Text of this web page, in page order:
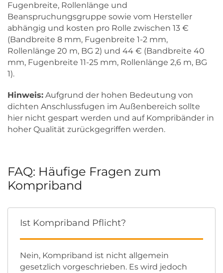
Fugenbreite, Rollenlänge und
Beanspruchungsgruppe sowie vom Hersteller
abhängig und kosten pro Rolle zwischen 13 €
(Bandbreite 8 mm, Fugenbreite 1-2 mm,
Rollenlänge 20 m, BG 2) und 44 € (Bandbreite 40
mm, Fugenbreite 11-25 mm, Rollenlänge 2,6 m, BG
1).
Hinweis: Aufgrund der hohen Bedeutung von
dichten Anschlussfugen im Außenbereich sollte
hier nicht gespart werden und auf Kompribänder in
hoher Qualität zurückgegriffen werden.
FAQ: Häufige Fragen zum
Kompriband
Ist Kompriband Pflicht?
Nein, Kompriband ist nicht allgemein
gesetzlich vorgeschrieben. Es wird jedoch